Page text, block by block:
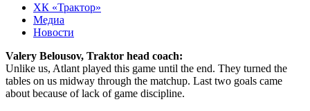
ХК «Трактор»
Медиа
Новости
Valery Belousov, Traktor head coach:
Unlike us, Atlant played this game until the end. They turned the
tables on us midway through the matchup. Last two goals came
about because of lack of game discipline.